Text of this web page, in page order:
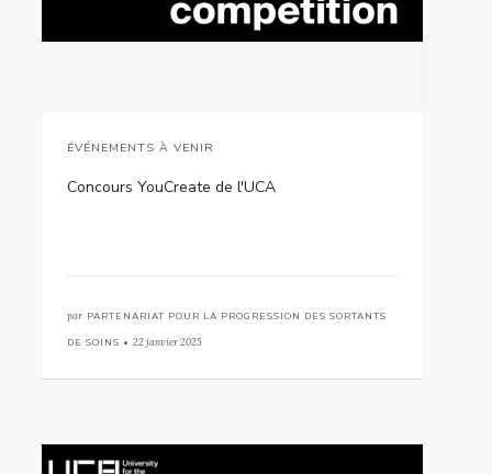
ÉVÉNEMENTS À VENIR
Concours YouCreate de l'UCA
par PARTENARIAT POUR LA PROGRESSION DES SORTANTS
DE SOINS • 22 janvier 2025